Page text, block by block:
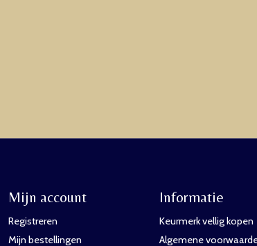
Mijn account
Registreren
Mijn bestellingen
Informatie
Keurmerk vellig kopen
Algemene